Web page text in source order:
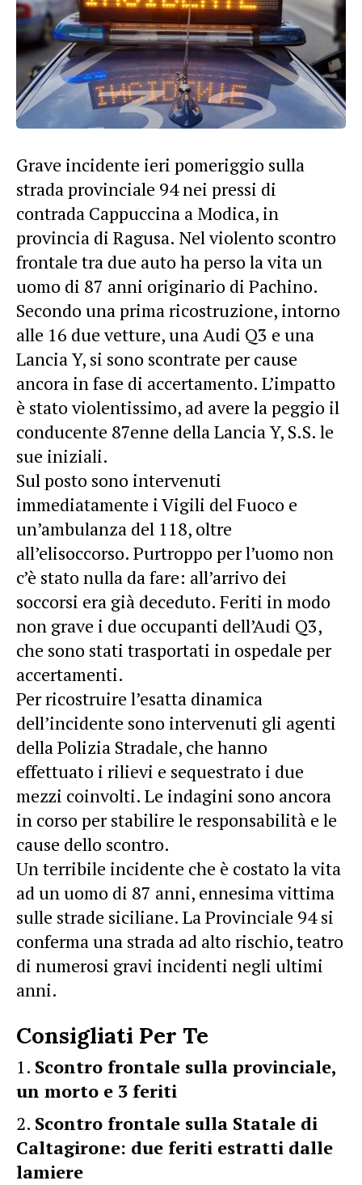
Grave incidente ieri pomeriggio sulla
strada provinciale 94 nei pressi di
contrada Cappuccina a Modica, in
provincia di Ragusa. Nel violento scontro
frontale tra due auto ha perso la vita un
uomo di 87 anni originario di Pachino.
Secondo una prima ricostruzione, intorno
alle 16 due vetture, una Audi Q3 e una
Lancia Y, si sono scontrate per cause
ancora in fase di accertamento. L’impatto
è stato violentissimo, ad avere la peggio il
conducente 87enne della Lancia Y, S.S. le
sue iniziali.
Sul posto sono intervenuti
immediatamente i Vigili del Fuoco e
un’ambulanza del 118, oltre
all’elisoccorso. Purtroppo per l’uomo non
c’è stato nulla da fare: all’arrivo dei
soccorsi era già deceduto. Feriti in modo
non grave i due occupanti dell’Audi Q3,
che sono stati trasportati in ospedale per
accertamenti.
Per ricostruire l’esatta dinamica
dell’incidente sono intervenuti gli agenti
della Polizia Stradale, che hanno
effettuato i rilievi e sequestrato i due
mezzi coinvolti. Le indagini sono ancora
in corso per stabilire le responsabilità e le
cause dello scontro.
Un terribile incidente che è costato la vita
ad un uomo di 87 anni, ennesima vittima
sulle strade siciliane. La Provinciale 94 si
conferma una strada ad alto rischio, teatro
di numerosi gravi incidenti negli ultimi
anni.
Consigliati Per Te
Scontro frontale sulla provinciale,
un morto e 3 feriti
Scontro frontale sulla Statale di
Caltagirone: due feriti estratti dalle
lamiere